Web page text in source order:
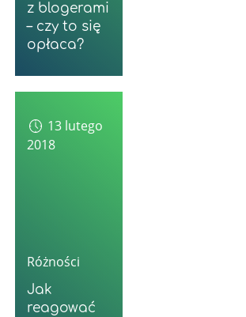
z blogerami
– czy to się
opłaca?
13 lutego
2018
Różności
Jak
reagować